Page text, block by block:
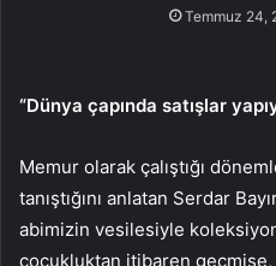
Temmuz 24,
“Dünya çapında satışlar
Memur olarak çalıştığı
tanıştığını anlatan Serdar
abimizin vesilesiyle
çocukluktan itibaren